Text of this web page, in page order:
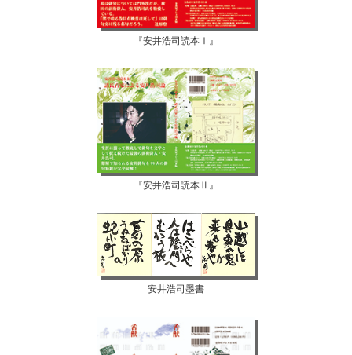
『安井浩司読本Ⅰ』
『安井浩司読本Ⅱ』
安井浩司墨書